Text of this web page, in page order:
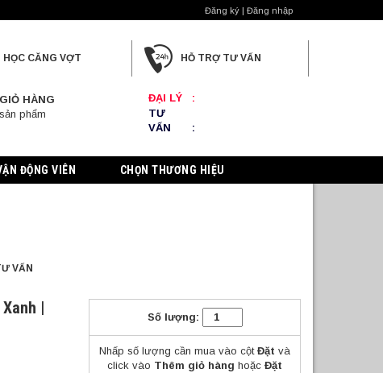
Đăng ký | Đăng nhập
HỌC CĂNG VỢT HỖ TRỢ TƯ VẤN
GIỎ HÀNG
sản phẩm
ĐẠI LÝ
:
TƯ
VẤN
:
ĐỘNG VIÊN CHỌN THƯƠNG HIỆU
VẤN
|
Số lượng:
Nhấp số lượng cần mua vào cộtĐặt và
click vào Thêm giỏ hàng hoặcĐặt